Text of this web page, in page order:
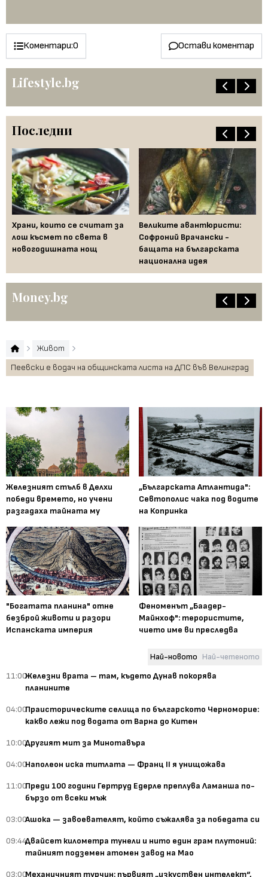
Коментари:0 Остави коментар
Lifestyle.bg
Последни
Храни, които се считат за
лош късмет по света в
новогодишната нощ
Великите авантюристи:
Софроний Врачански -
бащата на българската
национална идея
Money.bg
Живот
Пеевски е водач на общинската листа на ДПС във Велинград
Железният стълб в Делхи
победи времето, но учени
разгадаха тайната му
„Българската Атлантида":
Севтополис чака под водите
на Копринка
"Богатата планина" отне
безброй животи и разори
Испанската империя
Феноменът „Баадер-
Майнхоф": терористите,
чието име ви преследва
Най-новото Най-четеното
11:00Железни врата – там, където Дунав покорява
планините
04:00Праисторическите селища по българското Черноморие:
какво лежи под водата от Варна до Китен
10:00Другият мит за Минотавъра
04:00Наполеон иска титлата — Франц II я унищожава
11:00Преди 100 години Гертруд Едерле преплува Ламанша по-
бързо от всеки мъж
03:00Ашока — завоевателят, който съжалява за победата си
09:44Двайсет километра тунели и нито един грам плутоний:
тайният подземен атомен завод на Мао
03:00Механичният турчин: първият „изкуствен интелект“,